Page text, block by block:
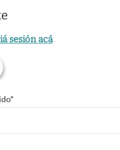
sesión acá